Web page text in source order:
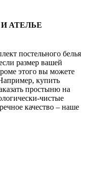
АТЕЛЬЕ
постельного белья
размер вашей
этого вы можете
купить
простыню на
чистые
качество – наше